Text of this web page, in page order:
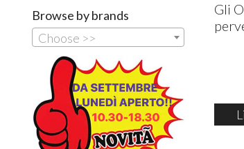
Gli
Browse by brands
Choose >>